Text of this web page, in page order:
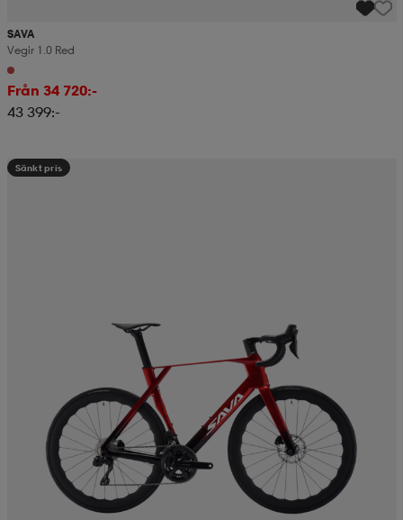
SAVA
Vegir 1.0 Red
Från 34 720:-
43 399:-
Sänkt pris